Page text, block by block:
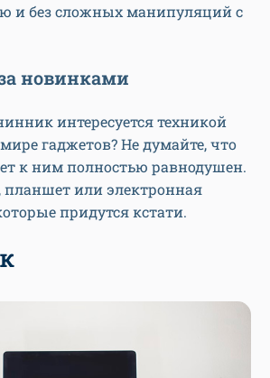
и без сложных манипуляций с
новинками
интересуется техникой
гаджетов? Не думайте, что
к ним полностью равнодушен.
или электронная
придутся кстати.